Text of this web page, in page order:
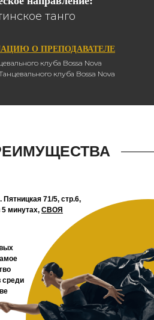
танго
О ПРЕПОДАВАТЕЛЕ
клуба Bossa Nova
клуба Bossa Nova
71/5, стр.6,
5 минутах, СВОЯ
среди